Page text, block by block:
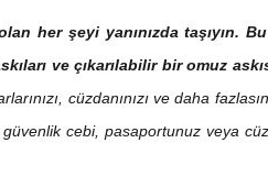
her şeyi yanınızda taşıyın.
ve çıkarılabilir bir omuz
cüzdanınızı ve daha
cebi, pasaportunuz veya